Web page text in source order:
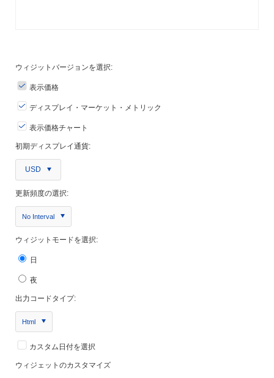
ウィジットバージョンを選択:
表示価格
ディスプレイ・マーケット・メトリック
表示価格チャート
初期ディスプレイ通貨:
USD
更新頻度の選択:
No Interval
ウィジットモードを選択:
日
夜
出力コードタイプ:
Html
カスタム日付を選択
ウィジェットのカスタマイズ